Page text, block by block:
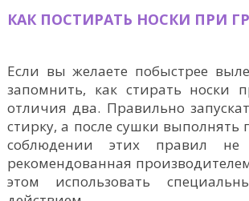
КАК ПОСТИРАТЬ НОСКИ ПРИ
Если вы желаете побыстрее
запомнить, как стирать носки
отличия два. Правильно
стирку, а после сушки
соблюдении этих правил
рекомендованная
этом использовать